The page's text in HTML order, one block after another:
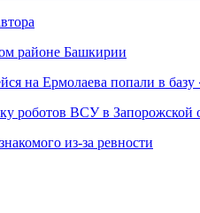
районе Башкирии
на Ермолаева попали в
роботов ВСУ в Запорожской
из-за ревности